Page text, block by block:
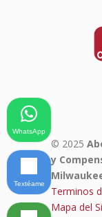
© 2025
y
Terminos
Mapa del
WhatsApp
Textéame